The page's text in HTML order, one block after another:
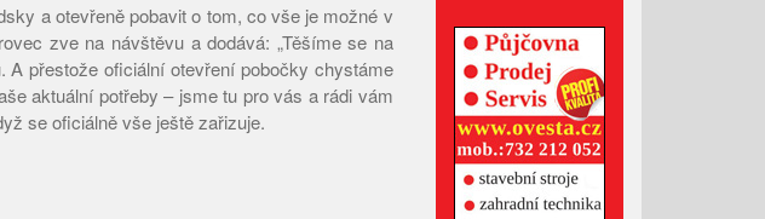
Září 2022
Srpen 2022
Červenec 2022
Červen 2022
Květen 2022
a otevřeně pobavit o tom, co vše je možné v
zve na návštěvu a dodává: „Těšíme se na
přestože oficiální otevření pobočky chystáme
aktuální potřeby – jsme tu pro vás a rádi vám
se oficiálně vše ještě zařizuje.